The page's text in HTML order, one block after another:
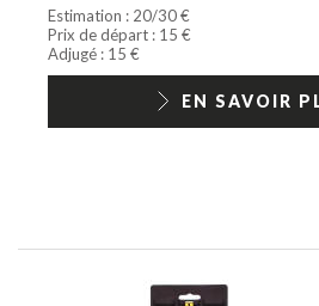
Estimation : 20/30 €
Prix de départ : 15 €
Adjugé : 15 €
EN SAVOIR